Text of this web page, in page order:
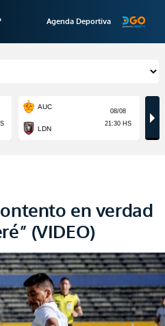
Agenda Deportiva
en verdad
(VIDEO)